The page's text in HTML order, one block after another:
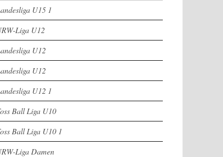
U15 1
Liga U12
U12
U12
U12 1
Ball Liga U10
Ball Liga U10 1
Liga Damen